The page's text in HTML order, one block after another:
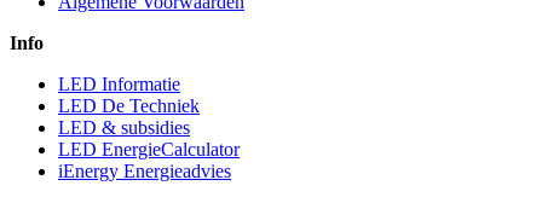
Info
LED Informatie
LED De Techniek
LED & subsidies
LED EnergieCalculator
iEnergy Energieadvies